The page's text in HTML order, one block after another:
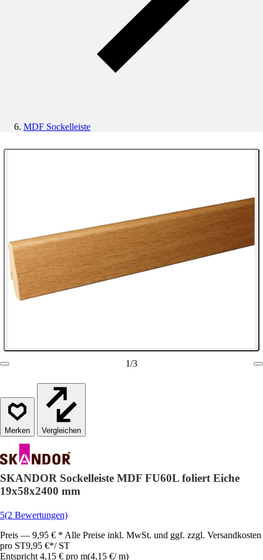
MDF Sockelleiste
1/3
Vergleichen
SKANDOR Sockelleiste MDF FU60L foliert Eiche
19x58x2400 mm
5(2 Bewertungen)
Preis — 9,95 € * Alle Preise inkl. MwSt. und ggf. zzgl. Versandkosten
pro ST9,95 €*/ ST
Entspricht 4,15 € pro m(4,15 €/ m)